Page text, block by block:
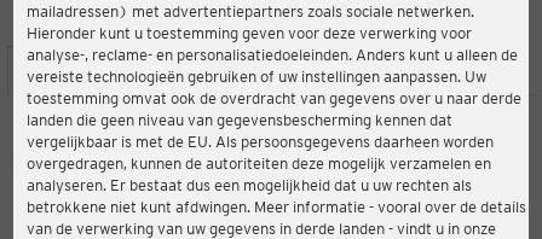
mailadressen) met advertentiepartners zoals sociale netwerken.
Hieronder kunt u toestemming geven voor deze verwerking voor
analyse-, reclame- en personalisatiedoeleinden. Anders kunt u alleen de
vereiste technologieën gebruiken of uw instellingen aanpassen. Uw
toestemming omvat ook de overdracht van gegevens over u naar derde
landen die geen niveau van gegevensbescherming kennen dat
vergelijkbaar is met de EU. Als persoonsgegevens daarheen worden
overgedragen, kunnen de autoriteiten deze mogelijk verzamelen en
analyseren. Er bestaat dus een mogelijkheid dat u uw rechten als
betrokkene niet kunt afdwingen. Meer informatie - vooral over de details
van de verwerking van uw gegevens in derde landen - vindt u in onze
4,4
Beoordeling:
LOCATIE SERVICES ASSORTIMENT ACTIES
Ernsting's family
Marktplatz 2, 92421 Schwandorf